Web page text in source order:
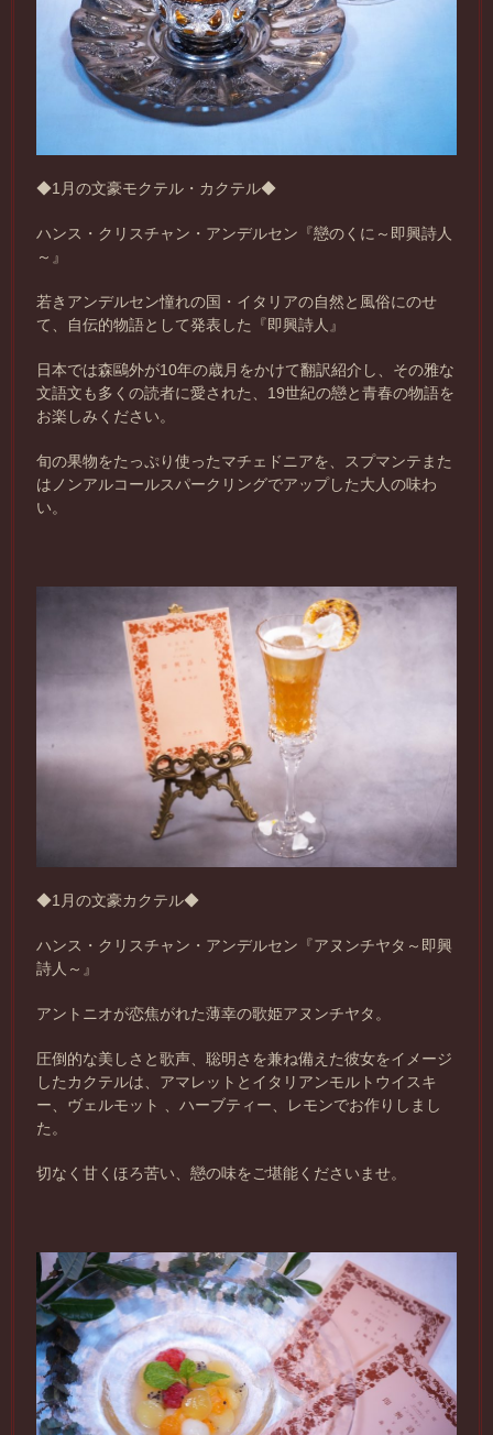
◆1月の文豪モクテル・カクテル◆
ハンス・クリスチャン・アンデルセン『戀のくに～即興詩人
～』
若きアンデルセン憧れの国・イタリアの自然と風俗にのせ
て、自伝的物語として発表した『即興詩人』
日本では森鷗外が10年の歳月をかけて翻訳紹介し、その雅な
文語文も多くの読者に愛された、19世紀の戀と青春の物語を
お楽しみください。
旬の果物をたっぷり使ったマチェドニアを、スプマンテまた
はノンアルコールスパークリングでアップした大人の味わ
い。
◆1月の文豪カクテル◆
ハンス・クリスチャン・アンデルセン『アヌンチヤタ～即興
詩人～』
アントニオが恋焦がれた薄幸の歌姫アヌンチヤタ。
圧倒的な美しさと歌声、聡明さを兼ね備えた彼女をイメージ
したカクテルは、アマレットとイタリアンモルトウイスキ
ー、ヴェルモット 、ハーブティー、レモンでお作りしまし
た。
切なく甘くほろ苦い、戀の味をご堪能くださいませ。